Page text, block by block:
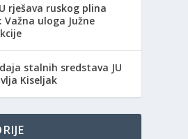
rješava ruskog plina
Važna uloga Južne
stalnih sredstava JU
Kiseljak